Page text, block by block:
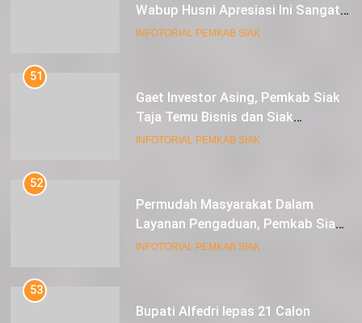
Wabup Husni Apresiasi Ini Sangat
Luar Biasa
INFOTORIAL PEMKAB SIAK
51
Gaet Investor Asing, Pemkab Siak
Taja Temu Bisnis dan Siak
Expoversary 2024
INFOTORIAL PEMKAB SIAK
52
Permudah Masyarakat Dalam
Layanan Pengaduan, Pemkab Siak
Luncurkan Aplikasi SIP PUAN
INFOTORIAL PEMKAB SIAK
53
Bupati Alfedri lepas 21 Calon